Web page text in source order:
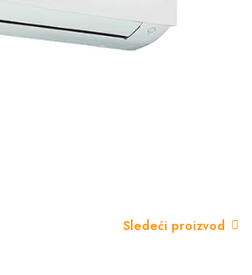
Sledeći proizvod